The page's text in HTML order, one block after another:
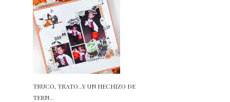
TRUCO, TRATO...Y UN HECHIZO DE
TERN...